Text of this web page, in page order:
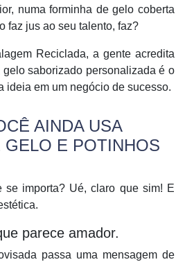
numa forminha de gelo coberta
faz jus ao seu talento, faz?
Reciclada, a gente acredita
saborizado personalizada é o
ideia em um negócio de sucesso.
AINDA USA
GELO E POTINHOS
se importa? Ué, claro que sim! E
parece amador.
passa uma mensagem de